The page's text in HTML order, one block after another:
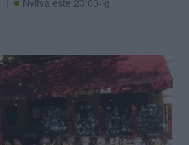
Nyitva este 23:00-ig